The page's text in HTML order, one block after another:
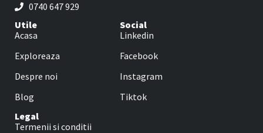
0740 647 929
Utile
Acasa
Exploreaza
Despre noi
Blog
Social
Linkedin
Facebook
Instagram
Tiktok
Legal
Termenii si conditii